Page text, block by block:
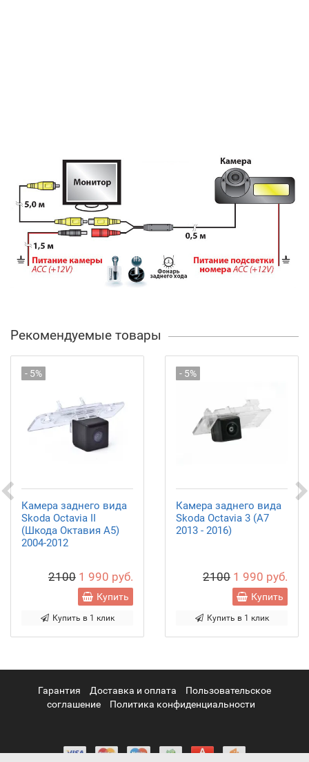
Рекомендуемые товары
- 5%
Камера заднего вида
Skoda Octavia II
(Шкода Октавия A5)
2004-2012
2100 1 990 руб.
Купить
Купить в 1 клик
- 5%
Камера заднего вида
Skoda Octavia 3 (А7
2013 - 2016)
2100 1 990 руб.
Купить
Купить в 1 клик
Гарантия Доставка и оплата
Пользовательское
соглашение
Политика конфиденциальности